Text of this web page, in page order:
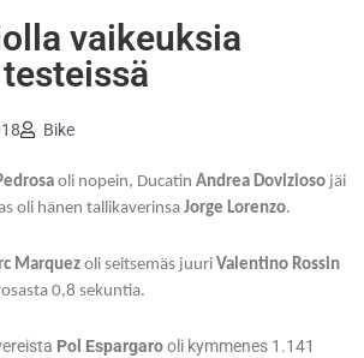
vaikeuksia
Bike
oli nopein, Ducatin Andrea Dovizioso jäi
oli hänen tallikaverinsa Jorge Lorenzo.
Marquezoli seitsemäs juuri Valentino Rossin
0,8 sekuntia.
Pol Espargarooli kymmenes 1.141